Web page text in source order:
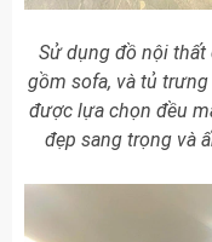
Sử dụng đồ nội thất
gồm sofa, và tủ
được lựa chọn đều
đẹp sang trọng và